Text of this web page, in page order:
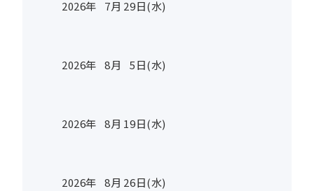
2026年 7月 29日(水)
2026年 8月 5日(水)
2026年 8月 19日(水)
2026年 8月 26日(水)